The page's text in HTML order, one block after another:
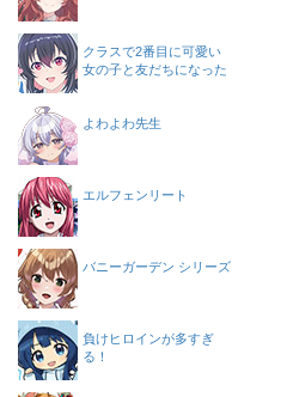
クラスで2番目に可愛い
女の子と友だちになった
よわよわ先生
エルフェンリート
バニーガーデン シリーズ
負けヒロインが多すぎ
る！